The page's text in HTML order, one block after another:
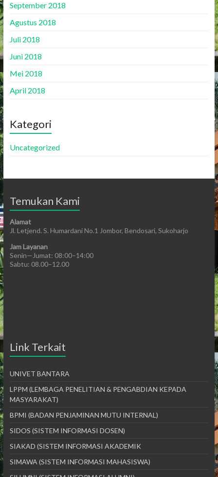
September 2018
Agustus 2018
Juli 2018
Juni 2018
Mei 2018
April 2018
Kategori
Uncategorized
Temukan Kami
Alamat
Jl. Letjend. S. Humardani No.1 Jombor, Bendosari, Sukoharjo
Jam Layanan
Senin—Jumat: 08:00–14:00
Sabtu: 08.00–12.00
Link Terkait
UNIVET BANTARA
LPPM (LEMBAGA PENELITIAN & PENGABDIAN KEPADA
MASYARAKAT)
BPMI (BADAN PENJAMINAN MUTU INTERNAL)
SIDOS (SISTEM INFORMASI DOSEN)
SIAKAD (SISTEM INFORMASI AKADEMIK
SIMAWA (SISTEM INFORMASI MAHASISWA)